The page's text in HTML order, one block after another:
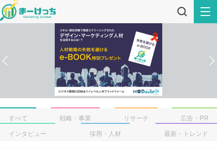
すべて 戦略・事業 リサーチ
広告・PR
インタビュー
採用・人材 最新・トレンド